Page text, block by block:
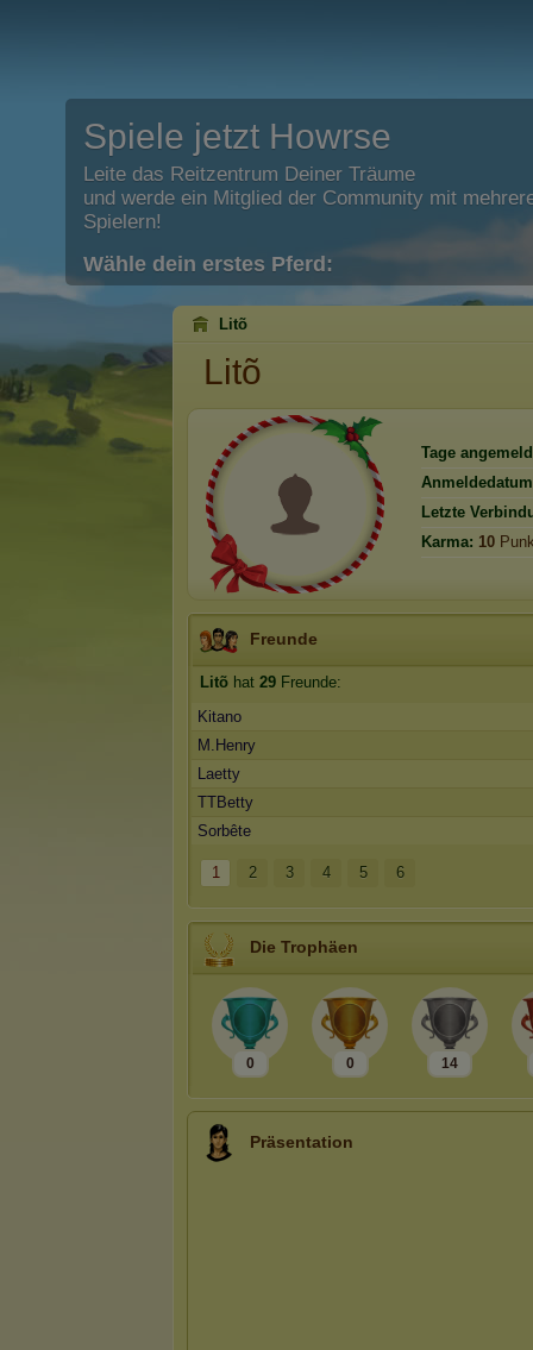
Spiele jetzt Howrse
Leite das Reitzentrum Deiner Träume
und werde ein Mitglied der Community mit
Spielern!
Wähle dein erstes Pferd:
Litõ
Litõ
Tage
Letzte
Karma: 10
Freunde
Litõ hat 29 Freunde:
Kitano
M.Henry
Laetty
TTBetty
Sorbête
1 2 3 4 5 6
Die Trophäen
0 0 14
Präsentation